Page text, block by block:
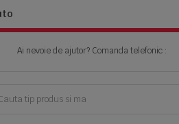
Ai nevoie de ajutor? Comanda telefonic :